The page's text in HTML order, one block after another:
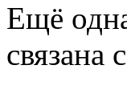
Ещё
связана